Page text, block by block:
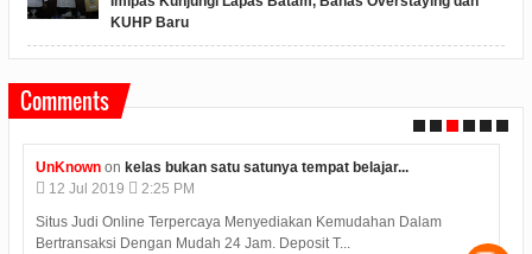
KUHP Baru
Comments
Unknownon konjen india di medan kunjungi bp batam...
12 Jul 2019
2:12 PM
Judi Deposit Ovo semakin booming di dunia judi online dengan
minimal deposit 10.000 Yuukkkk gabung j...